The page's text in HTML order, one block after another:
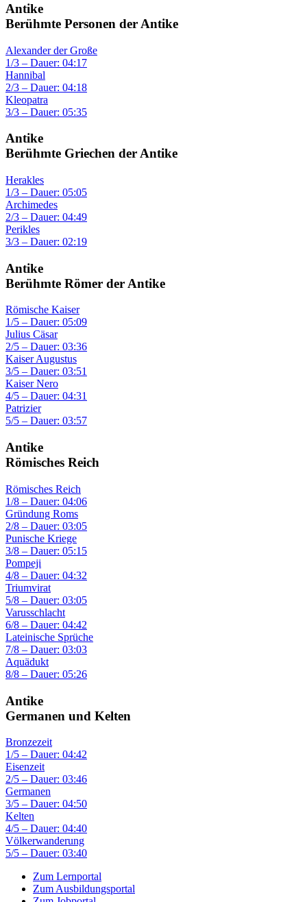
Antike
Berühmte Personen der Antike
Alexander der Große
1/3 – Dauer: 04:17
Hannibal
2/3 – Dauer: 04:18
Kleopatra
3/3 – Dauer: 05:35
Antike
Berühmte Griechen der Antike
Herakles
1/3 – Dauer: 05:05
Archimedes
2/3 – Dauer: 04:49
Perikles
3/3 – Dauer: 02:19
Antike
Berühmte Römer der Antike
Römische Kaiser
1/5 – Dauer: 05:09
Julius Cäsar
2/5 – Dauer: 03:36
Kaiser Augustus
3/5 – Dauer: 03:51
Kaiser Nero
4/5 – Dauer: 04:31
Patrizier
5/5 – Dauer: 03:57
Antike
Römisches Reich
Römisches Reich
1/8 – Dauer: 04:06
Gründung Roms
2/8 – Dauer: 03:05
Punische Kriege
3/8 – Dauer: 05:15
Pompeji
4/8 – Dauer: 04:32
Triumvirat
5/8 – Dauer: 03:05
Varusschlacht
6/8 – Dauer: 04:42
Lateinische Sprüche
7/8 – Dauer: 03:03
Aquädukt
8/8 – Dauer: 05:26
Antike
Germanen und Kelten
Bronzezeit
1/5 – Dauer: 04:42
Eisenzeit
2/5 – Dauer: 03:46
Germanen
3/5 – Dauer: 04:50
Kelten
4/5 – Dauer: 04:40
Völkerwanderung
5/5 – Dauer: 03:40
Zum Lernportal
Zum Ausbildungsportal